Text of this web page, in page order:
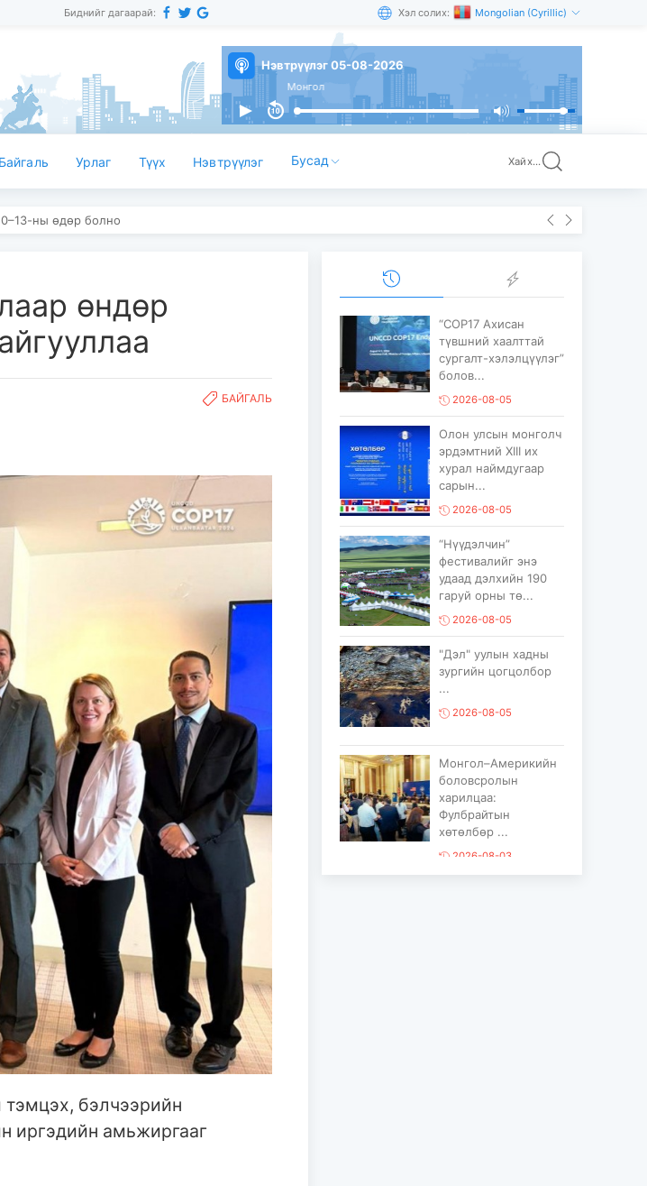
Биднийг дагаарай: Хэл солих: Mongolian (Cyrillic)
Нэвтрүүлэг 05-08-2026
Монгол
Байгаль Урлаг Түүх Нэвтрүүлэг Бусад Хайх...
ны өдөр болно
өндөр
БАЙГАЛЬ
тэмцэх, бэлчээрийн
иргэдийн амьжиргааг
“COP17 Ахисан
түвшний хаалттай
сургалт-хэлэлцүүлэг”
болов...
2026-08-05
Олон улсын монголч
эрдэмтний XIII их
хурал наймдугаар
сарын...
2026-08-05
“Нүүдэлчин”
фестивалийг энэ
удаад дэлхийн 190
гаруй орны тө...
2026-08-05
"Дэл" уулын хадны
зургийн цогцолбор
...
2026-08-05
Монгол–Америкийн
боловсролын
харилцаа:
Фулбрайтын
хөтөлбөр ...
2026-08-03